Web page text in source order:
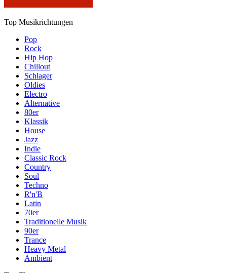
Top Musikrichtungen
Pop
Rock
Hip Hop
Chillout
Schlager
Oldies
Electro
Alternative
80er
Klassik
House
Jazz
Indie
Classic Rock
Country
Soul
Techno
R'n'B
Latin
70er
Traditionelle Musik
90er
Trance
Heavy Metal
Ambient